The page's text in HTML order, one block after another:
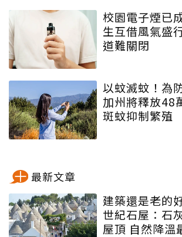
校園電子煙已
生互借風氣盛
道難關閉
以蚊滅蚊！為
加州將釋放48
斑蚊抑制繁殖
最新文章
建築還是老的
世紀石屋：石
屋頂 自然降溫